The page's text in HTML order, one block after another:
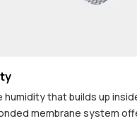
humidity that builds up
membrane system